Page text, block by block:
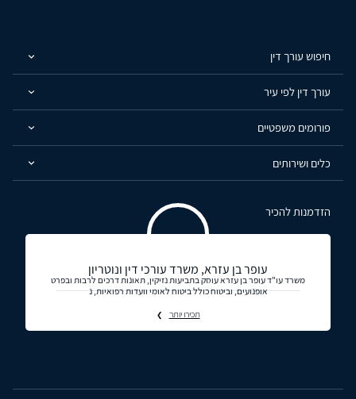
חיפוש עורך דין
עורך דין לפי עיר
פורומים משפטיים
כלים ושירותים
הזדמנות להכיר
עופר בן עזרא, משרד עורכי דין ונוטריון
משרד עו"ד עופר בן עזרא עוסק בתביעות נזיקין, תאונות דרכים לרבות ובפרט
אופנועים, וביטוח כולל ביטוח לאומי וועדות רפואיות, נ
תכירו יותר